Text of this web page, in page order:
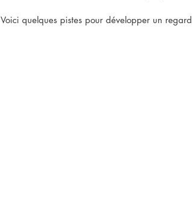
Voici quelques pistes pour développer un regard